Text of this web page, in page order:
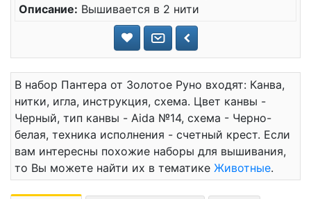
Описание: Вышивается в 2 нити
В набор Пантера от Золотое Руно входят: Канва,
нитки, игла, инструкция, схема. Цвет канвы -
Черный, тип канвы - Aida №14, схема - Черно-
белая, техника исполнения - счетный крест. Если
вам интересны похожие наборы для вышивания,
то Вы можете найти их в тематике Животные.